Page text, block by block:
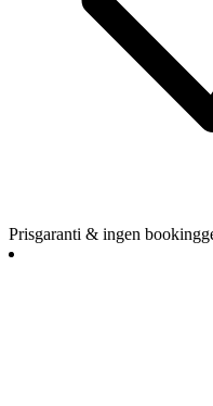
Prisgaranti & ingen